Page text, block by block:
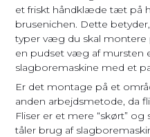
et friskt håndklæde tæt på
brusenichen. Dette
typer væg du skal
en pudset væg af mursten
slagboremaskine med et
Er det montage på et
anden arbejdsmetode, da
Fliser er et mere “skørt”
tåler brug af